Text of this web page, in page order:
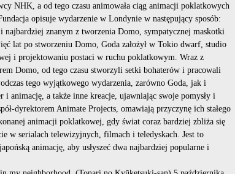
NHK, a od tego czasu animowała ciąg animacji poklatkowych
opisuje wydarzenie w Londynie w następujący sposób:
najbardziej znanym z tworzenia Domo, sympatycznej maskotki
lat po stworzeniu Domo, Goda założył w Tokio dwarf, studio
i projektowaniu postaci w ruchu poklatkowym. Wraz z
Domo, od tego czasu stworzyli setki bohaterów i pracowali
tego wyjątkowego wydarzenia, zarówno Goda, jak i
i animację, a także inne kreacje, ujawniając swoje pomysły i
dyrektorem Animate Projects, omawiają przyczynę ich stałego
animacji poklatkowej, gdy świat coraz bardziej zbliża się
w serialach telewizyjnych, filmach i teledyskach. Jest to
animację, aby usłyszeć dwa najbardziej popularne i